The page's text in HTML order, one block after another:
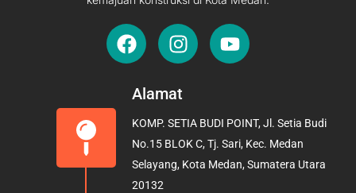
F
a
e
o
o
k
I
n
t
g
r
a
Y
o
b
e
Alamat
KOMP. SETIA BUDI POINT, Jl. Setia Budi
No.15 BLOK C, Tj. Sari, Kec. Medan
Selayang, Kota Medan, Sumatera Utara
20132